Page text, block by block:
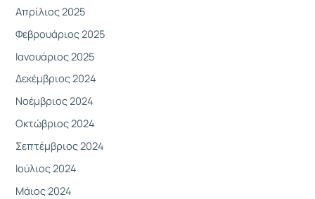
Απρίλιος 2025
Φεβρουάριος 2025
Ιανουάριος 2025
Δεκέμβριος 2024
Νοέμβριος 2024
Οκτώβριος 2024
Σεπτέμβριος 2024
Ιούλιος 2024
Μάιος 2024